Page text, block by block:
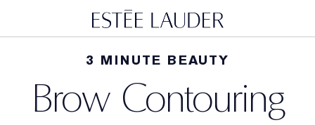
3 MINUTE BEAUTY
Brow Contouring